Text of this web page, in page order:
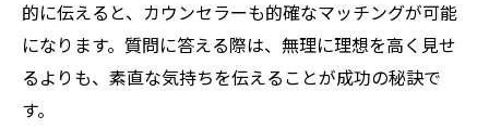
結婚相談所体験談から学ぶ婚活のヒント
カウンセリングで感じた結婚相談所の安心
感
的に伝えると、カウンセラーも的確なマッチングが可能
になります。質問に答える際は、無理に理想を高く見せ
るよりも、素直な気持ちを伝えることが成功の秘訣で
す。